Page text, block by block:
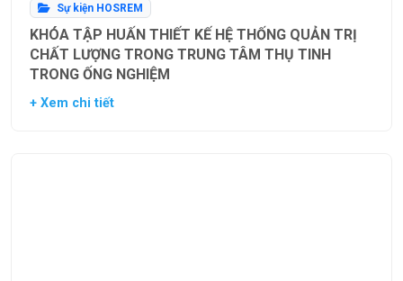
Sự kiện HOSREM
KHÓA TẬP HUẤN THIẾT KẾ HỆ THỐNG QUẢN TRỊ
CHẤT LƯỢNG TRONG TRUNG TÂM THỤ TINH
TRONG ỐNG NGHIỆM
+ Xem chi tiết